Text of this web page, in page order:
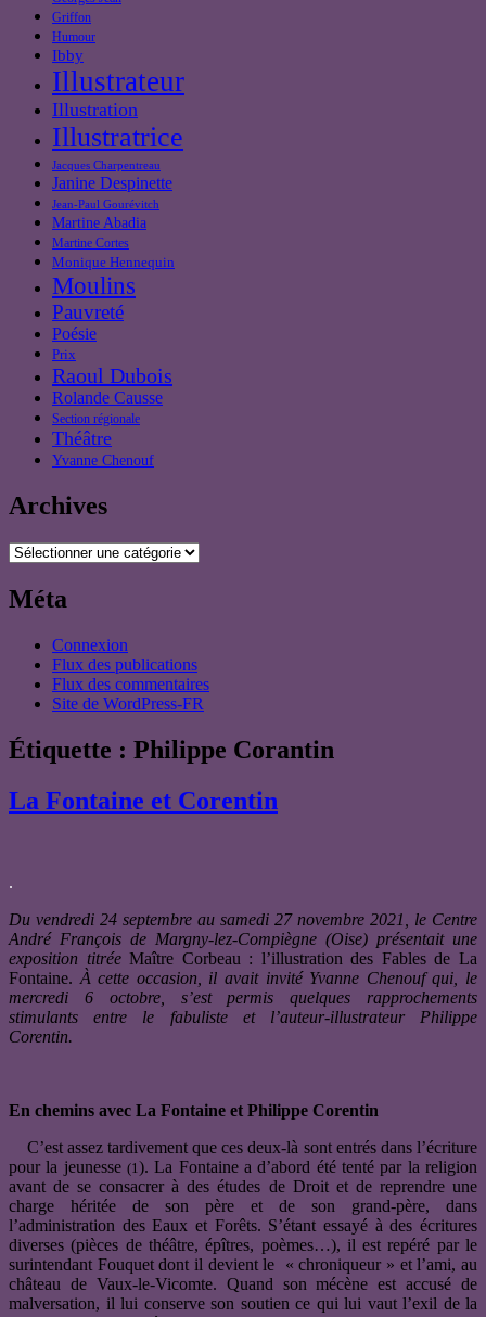
Griffon
Humour
Ibby
Illustrateur
Illustration
Illustratrice
Jacques Charpentreau
Janine Despinette
Jean-Paul Gourévitch
Martine Abadia
Martine Cortes
Monique Hennequin
Moulins
Pauvreté
Poésie
Prix
Raoul Dubois
Rolande Causse
Section régionale
Théâtre
Yvanne Chenouf
Archives
Archives
Méta
Connexion
Flux des publications
Flux des commentaires
Site de WordPress-FR
Étiquette : Philippe Corantin
La Fontaine et Corentin
.
Du vendredi 24 septembre au samedi 27 novembre 2021, le Centre
André François de Margny-lez-Compiègne (Oise) présentait une
exposition titréeMaître Corbeau : l’illustration des Fables de La
Fontaine. À cette occasion, il avait invité Yvanne Chenouf qui, le
mercredi 6 octobre, s’est permis quelques rapprochements
stimulants entre le fabuliste et l’auteur-illustrateur Philippe
Corentin.
En chemins avec La Fontaine et Philippe Corentin
C’est assez tardivement que ces deux-là sont entrés dans l’écriture
pour la jeunesse (1). La Fontaine a d’abord été tenté par la religion
avant de se consacrer à des études de Droit et de reprendre une
charge héritée de son père et de son grand-père, dans
l’administration des Eaux et Forêts. S’étant essayé à des écritures
diverses (pièces de théâtre, épîtres, poèmes…), il est repéré par le
surintendant Fouquet dont il devient le « chroniqueur » et l’ami, au
château de Vaux-le-Vicomte. Quand son mécène est accusé de
malversation, il lui conserve son soutien ce qui lui vaut l’exil de la